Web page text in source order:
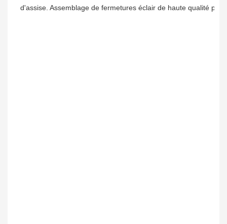
d'assise. Assemblage de fermetures éclair de haute qualité